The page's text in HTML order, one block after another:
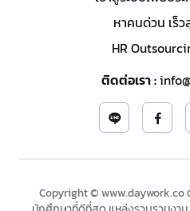
หาคนด่วน เร็ว
HR
ติดต่อเรา:
Copyright © www.daywork.co